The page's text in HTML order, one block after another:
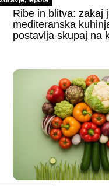
Ribe in blitva: zakaj
mediteranska
postavlja skupaj na